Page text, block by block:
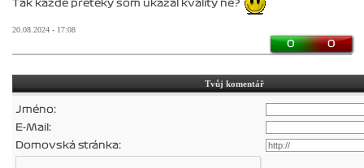
Tak každé preteky som ukázal kvality ne?
20.08.2024 - 17:08
0 0
Tvůj komentář
Jméno:
E-Mail:
Domovská stránka: